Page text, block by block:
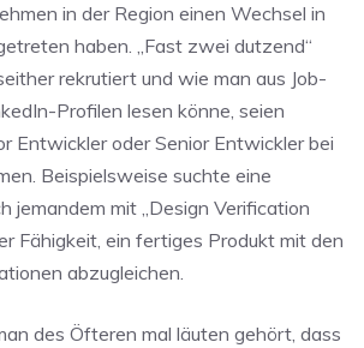
in der Region einen Wechsel in
haben. „Fast zwei dutzend“
rekrutiert und wie man aus Job-
Profilen lesen könne, seien
Entwickler oder Senior Entwickler bei
Beispielsweise suchte eine
jemandem mit „Design Verification
Fähigkeit, ein fertiges Produkt mit den
abzugleichen.
des Öfteren mal läuten gehört, dass